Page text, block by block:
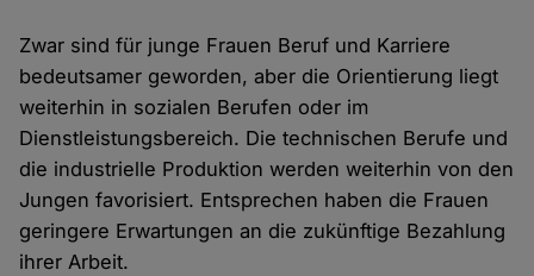
Zwar sind für junge Frauen Beruf und Karriere
bedeutsamer geworden, aber die Orientierung liegt
weiterhin in sozialen Berufen oder im
Dienstleistungsbereich. Die technischen Berufe und
die industrielle Produktion werden weiterhin von den
Jungen favorisiert. Entsprechen haben die Frauen
geringere Erwartungen an die zukünftige Bezahlung
ihrer Arbeit.